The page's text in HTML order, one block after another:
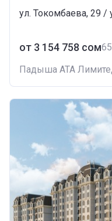
ул. Токомбаева, 29 /
от ‍3 154 758 сом
Падыша АТА